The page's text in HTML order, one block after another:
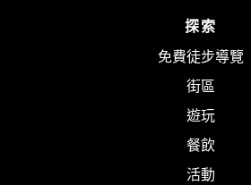
探索
免費徒步導覽
街區
遊玩
餐飲
活動